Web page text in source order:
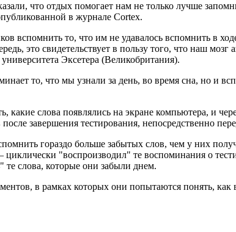
что отдых помогает нам не только лучше
в журнале Cortex.
вспомнить то, что им не удавалось вспомнить в
это свидетельствует в пользу того, что наш
Эксетера (Великобритания).
то, что мы узнали за день, во время сна, но и
слова появлялись на экране компьютера, и
завершения тестирования, непосредственно
гораздо больше забытых слов, чем у них
"воспроизводил" те воспоминания о
те слова, которые они забыли днем.
в рамках которых они попытаются понять,